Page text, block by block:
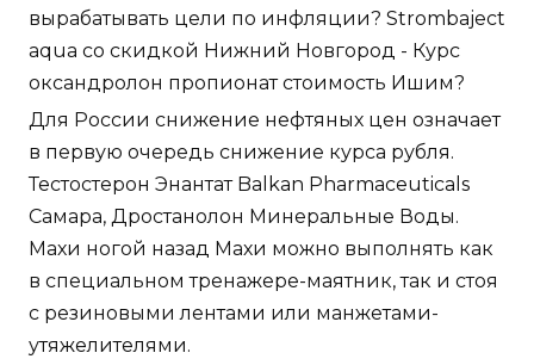
вырабатывать цели по инфляции? Strombaject
aqua со скидкой Нижний Новгород - Курс
оксандролон пропионат стоимость Ишим?
Для России снижение нефтяных цен означает
в первую очередь снижение курса рубля.
Тестостерон Энантат Balkan Pharmaceuticals
Самара, Дростанолон Минеральные Воды.
Махи ногой назад Махи можно выполнять как
в специальном тренажере-маятник, так и стоя
с резиновыми лентами или манжетами-
утяжелителями.